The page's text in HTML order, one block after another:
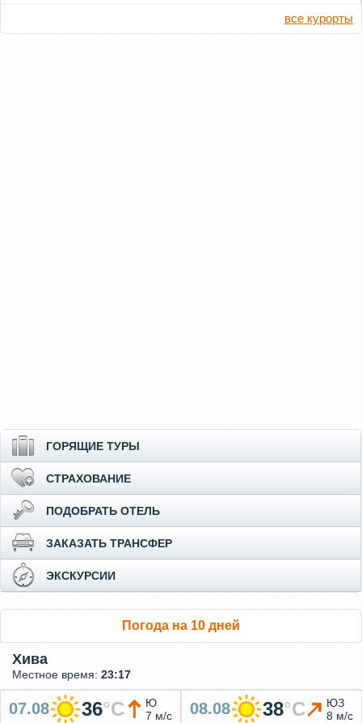
все курорты
ГОРЯЩИЕ ТУРЫ
СТРАХОВАНИЕ
ПОДОБРАТЬ ОТЕЛЬ
ЗАКАЗАТЬ ТРАНСФЕР
ЭКСКУРСИИ
Погода на 10 дней
Хива
Местное время: 23:17
07.08 36°C
Ю
7 м/с
08.08 38°C
ЮЗ
8 м/с